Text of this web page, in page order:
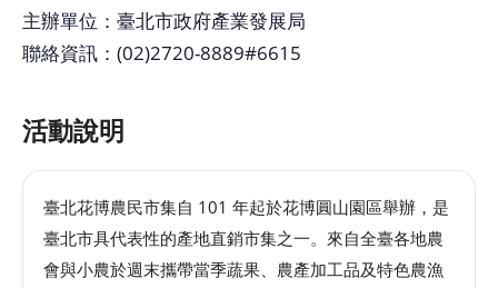
借
空
檔
期
艷
館
主辦單位：臺北市政府產業發展局
聯絡資訊：(02)2720-8889#6615
活動說明
臺北花博農民市集自 101 年起於花博圓山園區舉辦，是
臺北市具代表性的產地直銷市集之一。來自全臺各地農
會與小農於週末攜帶當季蔬果、農產加工品及特色農漁